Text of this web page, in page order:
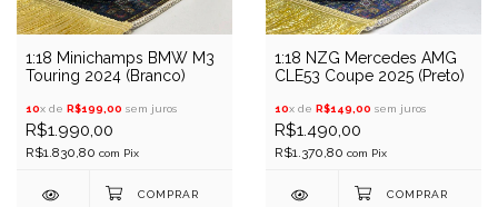
1:18 Minichamps BMW M3
Touring 2024 (Branco)
10x de R$199,00 sem juros
R$1.990,00
R$1.830,80 com Pix
1:18 NZG Mercedes AMG
CLE53 Coupe 2025 (Preto)
10x de R$149,00 sem juros
R$1.490,00
R$1.370,80 com Pix